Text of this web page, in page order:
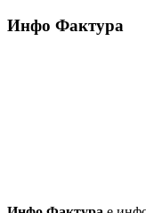
Инфо Фактура